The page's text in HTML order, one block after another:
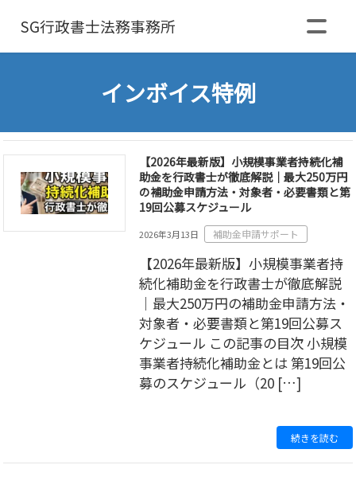
SG行政書士法務事務所
インボイス特例
【2026年最新版】小規模事業者持続化補
助金を行政書士が徹底解説｜最大250万円
の補助金申請方法・対象者・必要書類と第
19回公募スケジュール
2026年3月13日 補助金申請サポート
【2026年最新版】小規模事業者持
続化補助金を行政書士が徹底解説
｜最大250万円の補助金申請方法・
対象者・必要書類と第19回公募ス
ケジュール この記事の目次 小規模
事業者持続化補助金とは 第19回公
募のスケジュール（20 […]
続きを読む